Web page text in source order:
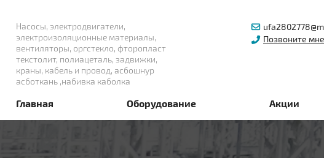
Насосы, электродвигатели,
электроизоляционные материалы,
вентиляторы, оргстекло, фторопласт
текстолит, полиацеталь, задвижки,
краны, кабель и провод, асбошнур
асботкань ,набивка каболка
Позвоните мне
Главная Оборудование Акции